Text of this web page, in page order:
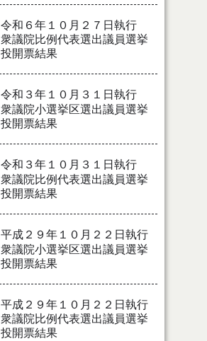
令和６年１０月２７日執行
衆議院比例代表選出議員選挙
投開票結果
令和３年１０月３１日執行
衆議院小選挙区選出議員選挙
投開票結果
令和３年１０月３１日執行
衆議院比例代表選出議員選挙
投開票結果
平成２９年１０月２２日執行
衆議院小選挙区選出議員選挙
投開票結果
平成２９年１０月２２日執行
衆議院比例代表選出議員選挙
投開票結果